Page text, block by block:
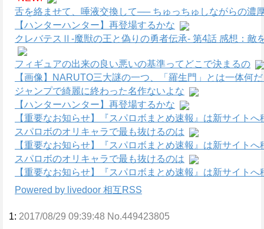
舌を絡ませて、唾液交換して── ちゅっちゅしながらの濃
【ハンターハンター】再登場するかな
クレバテスⅡ-魔獣の王と偽りの勇者伝承- 第4話 感想：敵
フィギュアの出来の良い悪いの基準ってどこで決まるの
【画像】NARUTO三大謎の一つ、「羅生門」とは一体何
ジャンプで綺麗に終わった名作ないよな
【ハンターハンター】再登場するかな
【重要なお知らせ】『スパロボまとめ速報』は新サイトへ
スパロボのオリキャラで最も抜けるのは
【重要なお知らせ】『スパロボまとめ速報』は新サイトへ
スパロボのオリキャラで最も抜けるのは
【重要なお知らせ】『スパロボまとめ速報』は新サイトへ
Powered by livedoor 相互RSS
1: 2017/08/29 09:39:48 No.449423805